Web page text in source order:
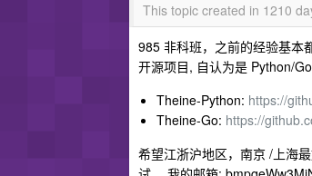
This topic created in 1210
985 非科班，之前的经验基本
开源项目, 自认为是 Python/
Theine-Python: https://
Theine-Go: https://
希望江浙沪地区，南京 /上海